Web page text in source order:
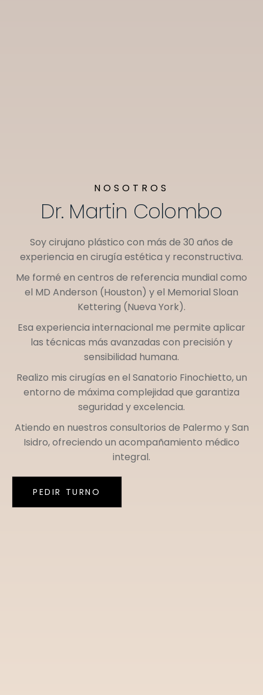
NOSOTROS
Dr. Martin Colombo
Soy cirujano plástico con más de 30 años de
experiencia en cirugía estética y reconstructiva.
Me formé en centros de referencia mundial como
el MD Anderson (Houston) y el Memorial Sloan
Kettering (Nueva York).
Esa experiencia internacional me permite aplicar
las técnicas más avanzadas con precisión y
sensibilidad humana.
Realizo mis cirugías en el Sanatorio Finochietto, un
entorno de máxima complejidad que garantiza
seguridad y excelencia.
Atiendo en nuestros consultorios de Palermo ySan
Isidro, ofreciendo un acompañamiento médico
integral.
PEDIR TURNO